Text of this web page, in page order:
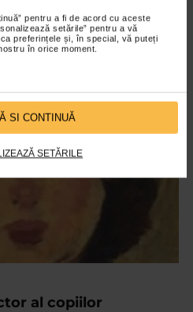
pentru a fi de acord cu aceste
setările” pentru a vă
preferințele și, în special, vă puteți
în orice moment.
SI CONTINUĂ
SETĂRILE
Cândea –
al copiilor